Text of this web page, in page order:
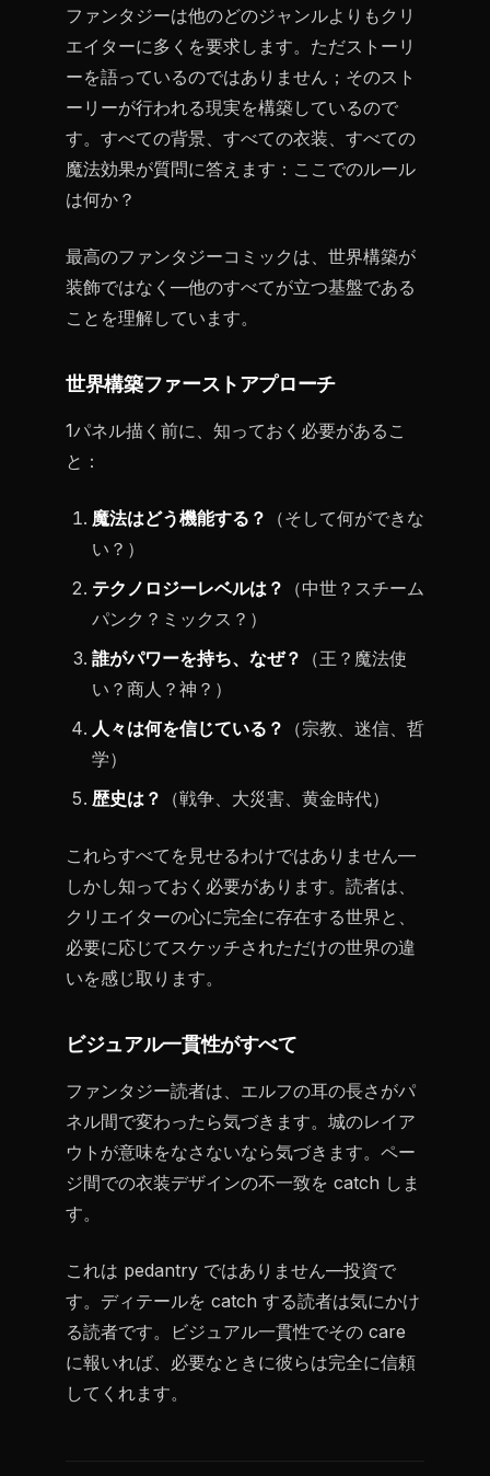
ファンタジーは他のどのジャンルよりもクリ
エイターに多くを要求します。ただストーリ
ーを語っているのではありません；そのスト
ーリーが行われる現実を構築しているので
す。すべての背景、すべての衣装、すべての
魔法効果が質問に答えます：ここでのルール
は何か？
最高のファンタジーコミックは、世界構築が
装飾ではなく—他のすべてが立つ基盤である
ことを理解しています。
世界構築ファーストアプローチ
1パネル描く前に、知っておく必要があるこ
と：
魔法はどう機能する？
（そして何ができな
い？）
テクノロジーレベルは？
（中世？スチーム
パンク？ミックス？）
誰がパワーを持ち、なぜ？
（王？魔法使
い？商人？神？）
人々は何を信じている？
（宗教、迷信、哲
学）
歴史は？
（戦争、大災害、黄金時代）
これらすべてを見せるわけではありません—
しかし知っておく必要があります。読者は、
クリエイターの心に完全に存在する世界と、
必要に応じてスケッチされただけの世界の違
いを感じ取ります。
ビジュアル一貫性がすべて
ファンタジー読者は、エルフの耳の長さがパ
ネル間で変わったら気づきます。城のレイア
ウトが意味をなさないなら気づきます。ペー
ジ間での衣装デザインの不一致を catch しま
す。
これは pedantry ではありません—投資で
す。ディテールを catch する読者は気にかけ
る読者です。ビジュアル一貫性でその care
に報いれば、必要なときに彼らは完全に信頼
してくれます。